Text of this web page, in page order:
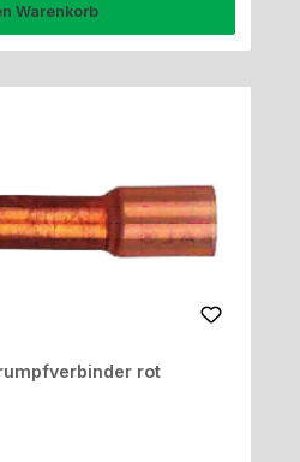
Warenkorb
rot